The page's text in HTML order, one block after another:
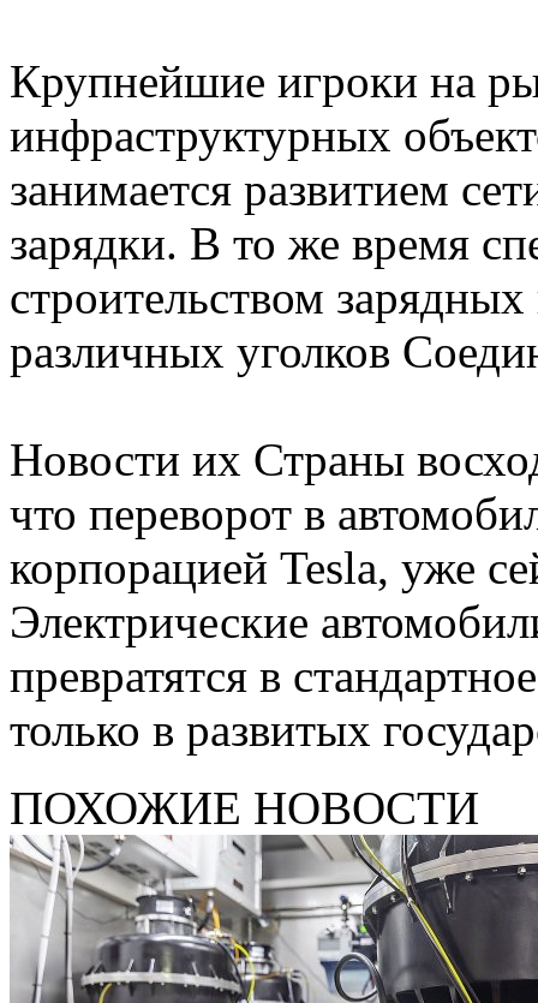
Крупнейшие игроки на
инфраструктурных
занимается развитием
зарядки. В то же время
строительством
различных уголков
Новости их Страны
что переворот в
корпорацией Tesla, уже
Электрические
превратятся в
только в развитых
ПОХОЖИЕ НОВОСТИ